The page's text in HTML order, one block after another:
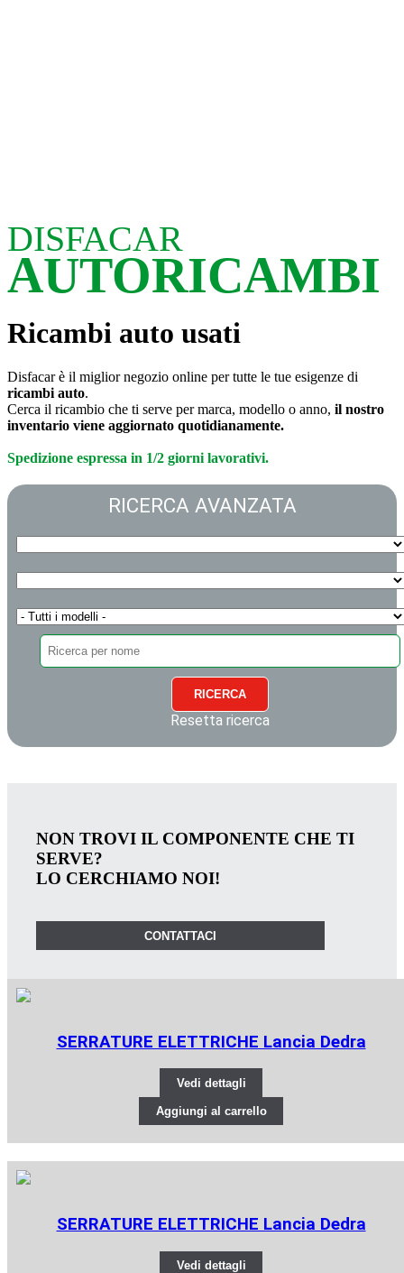
DISFACAR
AUTORICAMBI
Ricambi auto usati
Disfacar è il miglior negozio online per tutte le tue esigenze di
ricambi auto.
Cerca il ricambio che ti serve per marca, modello o anno, il nostro
inventario viene aggiornato quotidianamente.
Spedizione espressa in 1/2 giorni lavorativi.
RICERCA AVANZATA
RICERCA
Resetta ricerca
NON TROVI IL COMPONENTE CHE TI
SERVE?
LO CERCHIAMO NOI!
CONTATTACI
SERRATURE ELETTRICHE Lancia Dedra
Vedi dettagli
Aggiungi al carrello
SERRATURE ELETTRICHE Lancia Dedra
Vedi dettagli